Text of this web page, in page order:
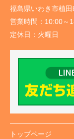
福島県いわき市植
営業時間： 10:00～
定休日： 火曜日
トップページ